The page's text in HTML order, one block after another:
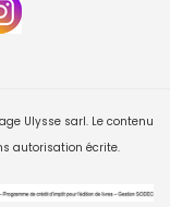
Ulysse sarl. Le contenu
autorisation écrite.